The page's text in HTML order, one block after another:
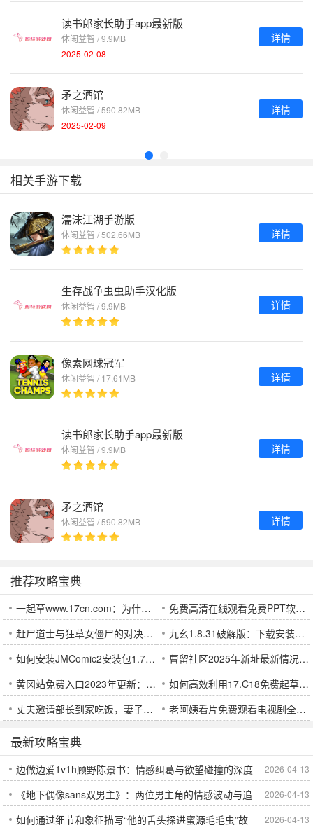
读书郎家长助手app最新版
休闲益智 / 9.9MB
2025-02-08
详情
矛之酒馆
休闲益智 / 590.82MB
2025-02-09
详情
相关手游下载
濡沫江湖手游版
休闲益智 / 502.66MB 详情
生存战争虫虫助手汉化版
休闲益智 / 9.9MB 详情
像素网球冠军
休闲益智 / 17.61MB 详情
读书郎家长助手app最新版
休闲益智 / 9.9MB 详情
矛之酒馆
休闲益智 / 590.82MB 详情
推荐攻略宝典
一起草www.17cn.com：为什么这个平台会成为你的首选资源网站？
免费高清在线观看免费PPT软件推荐：全新体验与高效办公工具的完美结合
赶尸道士与狂草女僵尸的对决：惊悚与悬疑背后的深层故事，你能猜到结局吗？
九幺1.8.31破解版：下载安装与使用心得，你该注意的安全问题
如何安装JMComic2安装包1.7.6：让漫画阅读更加流畅的优化更新
曹留社区2025年新址最新情况：新位置、新发展，居民期待与变化如何？
黄冈站免费入口2023年更新：哪些变化让您的出行更加便捷？
如何高效利用17.C18免费起草工具提升文档处理效率：选择适合你的平台和技巧
丈夫邀请部长到家吃饭，妻子如何应对这场高压社交活动？
老阿姨看片免费观看电视剧全集，精彩剧情让你停不下来
最新攻略宝典
边做边爱1v1h顾野陈景书：情感纠葛与欲望碰撞的深度
探讨，背后隐藏了哪些人性秘密？
2026-04-13
《地下偶像sans双男主》：两位男主角的情感波动与追
梦之路，你能从中看到什么人生的启示？
2026-04-13
如何通过细节和象征描写“他的舌头探进蜜源毛毛虫”故 2026-04-13